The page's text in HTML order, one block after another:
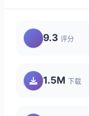
9.3 评分
1.5M 下载